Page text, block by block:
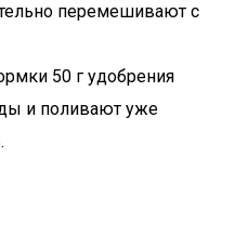
перемешивают с
50 г удобрения
и поливают уже